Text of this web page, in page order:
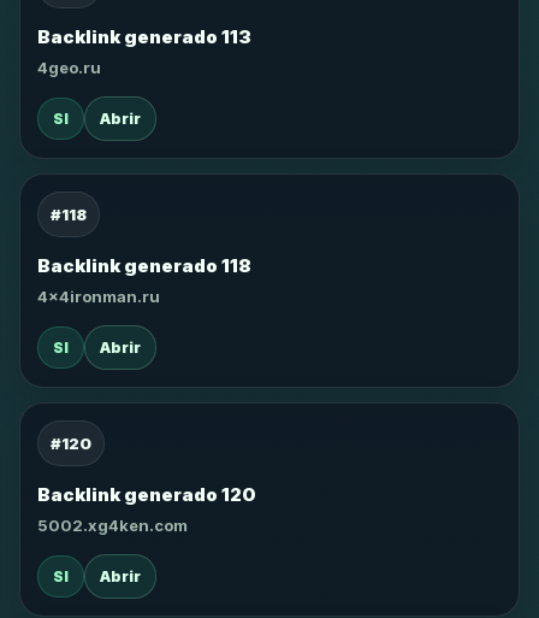
Backlink generado 113
4geo.ru
SI Abrir
#118
Backlink generado 118
4x4ironman.ru
SI Abrir
#120
Backlink generado 120
5002.xg4ken.com
SI Abrir